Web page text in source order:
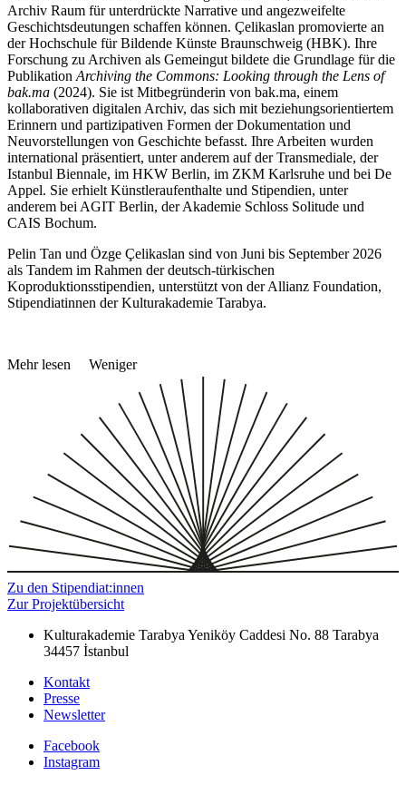
Archiv Raum für unterdrückte Narrative und angezweifelte
Geschichtsdeutungen schaffen können. Çelikaslan promovierte an
der Hochschule für Bildende Künste Braunschweig (HBK). Ihre
Forschung zu Archiven als Gemeingut bildete die Grundlage für die
Publikation Archiving the Commons: Looking through the Lens of
bak.ma (2024). Sie ist Mitbegründerin von bak.ma, einem
kollaborativen digitalen Archiv, das sich mit beziehungsorientiertem
Erinnern und partizipativen Formen der Dokumentation und
Neuvorstellungen von Geschichte befasst. Ihre Arbeiten wurden
international präsentiert, unter anderem auf der Transmediale, der
Istanbul Biennale, im HKW Berlin, im ZKM Karlsruhe und bei De
Appel. Sie erhielt Künstleraufenthalte und Stipendien, unter
anderem bei AGIT Berlin, der Akademie Schloss Solitude und
CAIS Bochum.
Pelin Tan und Özge Çelikaslan sind von Juni bis September 2026
als Tandem im Rahmen der deutsch-türkischen
Koproduktionsstipendien, unterstützt von der Allianz Foundation,
Stipendiatinnen der Kulturakademie Tarabya.
Mehr lesen Weniger
Zu den Stipendiat:innen
Zur Projektübersicht
Kulturakademie Tarabya Yeniköy Caddesi No. 88 Tarabya
34457 İstanbul
Kontakt
Presse
Newsletter
Facebook
Instagram